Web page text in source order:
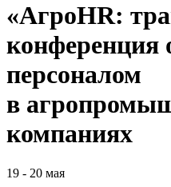
«АгроHR:
конференция
персоналом
в
компаниях
19 - 20 мая